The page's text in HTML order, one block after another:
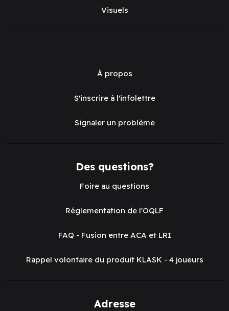
Visuels
À propos
S'inscrire à l'infolettre
Signaler un problème
Des questions?
Foire au questions
Réglementation de l'OQLF
FAQ - Fusion entre ACA et LRI
Rappel volontaire du produit KLASK - 4 joueurs
Adresse